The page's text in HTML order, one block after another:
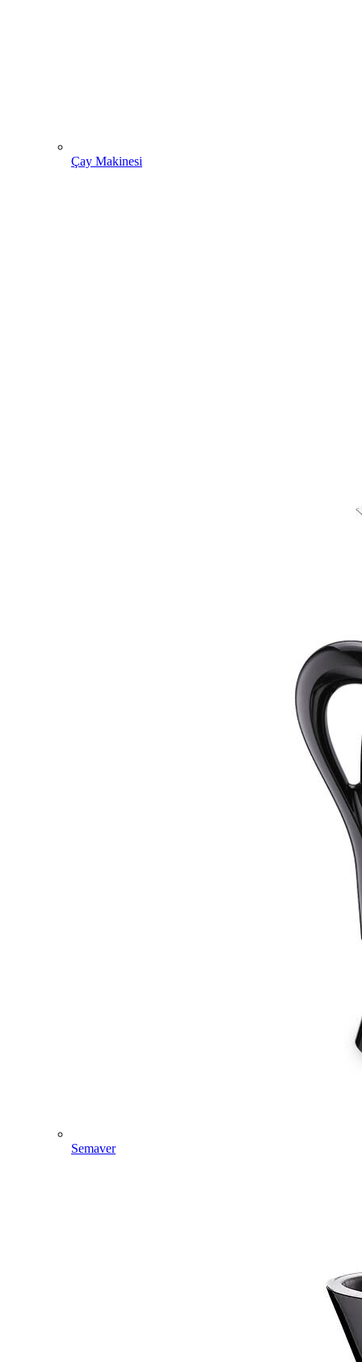
Çay Makinesi
Semaver